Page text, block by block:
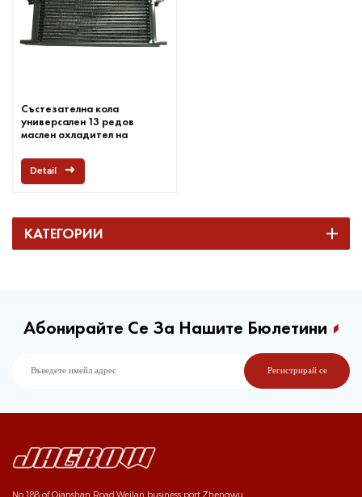
Състезателна кола
универсален 13 редов
маслен охладител на
двигателя
Detail
КАТЕГОРИИ
Абонирайте Се За Нашите Бюлетини